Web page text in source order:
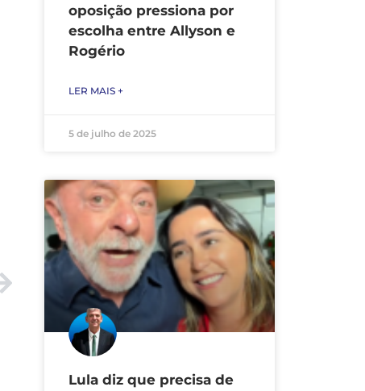
oposição pressiona por
escolha entre Allyson e
Rogério
LER MAIS +
5 de julho de 2025
Lula diz que precisa de